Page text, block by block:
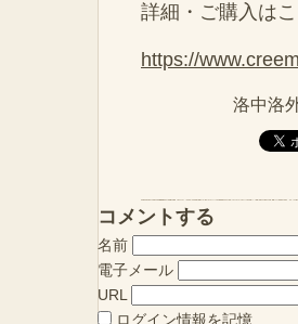
詳細・ご購入は
https://
洛中洛
コメントする
名前
電子メール
URL
ログイン情報を記憶